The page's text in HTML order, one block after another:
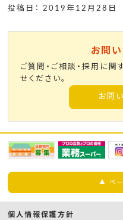
投稿日： 2019年12月28日
お問
ご質問・ご相談・採用に
せください。
お問
▲ ペー
個人情報保護方針